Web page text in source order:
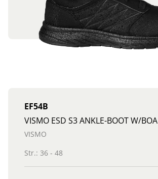
EF54B
VISMO ESD S3 ANKLE-BOOT W/BOA
VISMO
Str.: 36 - 48